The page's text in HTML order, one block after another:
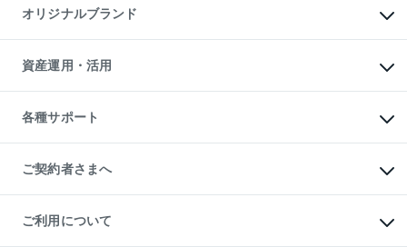
アパート経営
収益物件
ビル購入（ビル一棟）
投資用不動産の売却査定
事業用不動産の売却査定
マンションライブラリー
人気マンションランキング
暮らしに役立つ不動産メディア
不動産相場・不動産価格情報
不動産コラム・ニュース
不動産用語集
不動産なんでもネット相談室
住まいの税金
オリジナルブランド
一棟リノベーションマンション
L`GENTE（ルジェンテ）
区分リノベーションマンション
投資用一棟レジデンスWELL
不動産小口投資
LEGACIA（レガシア）
資産運用・活用
不動産M&A
アセットマネジメント・出資
各種サポート
相続サポート
リフォームサポート
ご契約者さまへ
ご紹介・再契約特典
入居者様専用-各種ご案内（賃貸）
ご利用について